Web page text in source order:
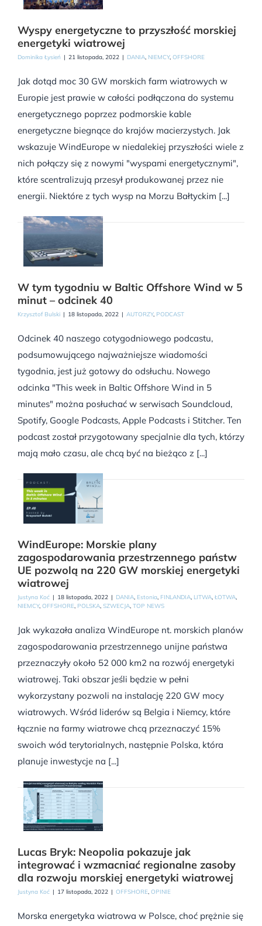
Wyspy energetyczne to przyszłość morskiej
energetyki wiatrowej
Dominika Łysień | 21 listopada, 2022 | DANIA, NIEMCY, OFFSHORE
Jak dotąd moc 30 GW morskich farm wiatrowych w
Europie jest prawie w całości podłączona do systemu
energetycznego poprzez podmorskie kable
energetyczne biegnące do krajów macierzystych. Jak
wskazuje WindEurope w niedalekiej przyszłości wiele z
nich połączy się z nowymi "wyspami energetycznymi",
które scentralizują przesył produkowanej przez nie
energii. Niektóre z tych wysp na Morzu Bałtyckim [...]
W tym tygodniu w Baltic Offshore Wind w 5
minut – odcinek 40
Krzysztof Bulski | 18 listopada, 2022 | AUTORZY, PODCAST
Odcinek 40 naszego cotygodniowego podcastu,
podsumowującego najważniejsze wiadomości
tygodnia, jest już gotowy do odsłuchu. Nowego
odcinka "This week in Baltic Offshore Wind in 5
minutes" można posłuchać w serwisach Soundcloud,
Spotify, Google Podcasts, Apple Podcasts i Stitcher. Ten
podcast został przygotowany specjalnie dla tych, którzy
mają mało czasu, ale chcą być na bieżąco z [...]
WindEurope: Morskie plany
zagospodarowania przestrzennego państw
UE pozwolą na 220 GW morskiej energetyki
wiatrowej
Justyna Koć | 18 listopada, 2022 | DANIA Estonia FINLANDIA LITWA ŁOTWA
NIEMCY, OFFSHORE POLSKA SZWECJA TOP NEWS
Jak wykazała analiza WindEurope nt. morskich planów
zagospodarowania przestrzennego unijne państwa
przeznaczyły około 52 000 km2 na rozwój energetyki
wiatrowej. Taki obszar jeśli będzie w pełni
wykorzystany pozwoli na instalację 220 GW mocy
wiatrowych. Wśród liderów są Belgia i Niemcy, które
łącznie na farmy wiatrowe chcą przeznaczyć 15%
swoich wód terytorialnych, następnie Polska, która
planuje inwestycje na [...]
Lucas Bryk: Neopolia pokazuje jak
integrować i wzmacniać regionalne zasoby
dla rozwoju morskiej energetyki wiatrowej
Justyna Koć | 17 listopada, 2022 | OFFSHORE, OPINIE
Morska energetyka wiatrowa w Polsce, choć prężnie się